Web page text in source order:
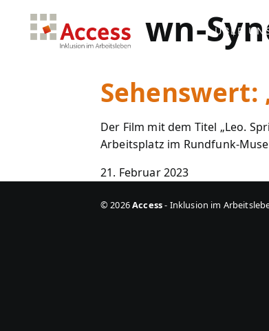
ÜBER
Down-
Sehenswert:
Der Film mit dem Titel „Leo.
Arbeitsplatz im Rundfunk-
21. Februar 2023
© 2026Access- Inklusion im